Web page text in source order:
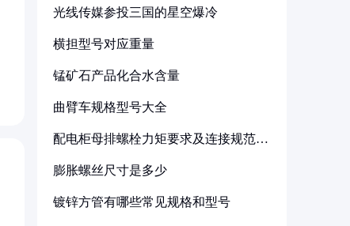
光线传媒参投三国的星空爆冷
横担型号对应重量
锰矿石产品化合水含量
曲臂车规格型号大全
配电柜母排螺栓力矩要求及连接规范详
膨胀螺丝尺寸是多少
镀锌方管有哪些常见规格和型号